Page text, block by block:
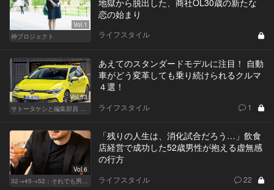
Vol.1
神プロジェクト
地獄から脱出した、商社OL30歳の新たな
恋の始まり
ライフスタイル
Vol.53
サトータケシと編集部員 船山の"CAR GENTSへの道"
あえてのスタンダードモデルに注目！ 自動
車がどう変革しても乗り続けられるクルマ
４選！
ライフスタイル 1
Vol.6
32→45→52：それでも男は完成しない。
「残りの人生は、消化試合だろう…」飲食
店経営で成功した52歳男性が抱える虚無感
の行方
ライフスタイル 22